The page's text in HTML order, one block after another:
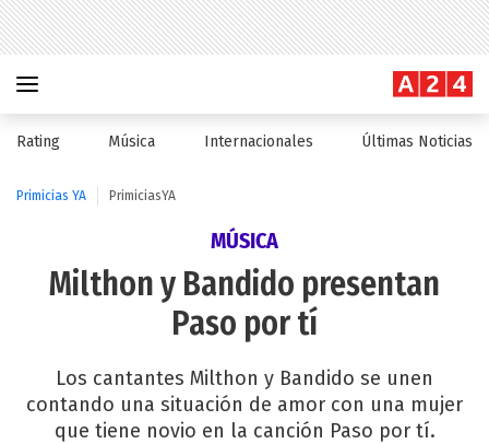
Rating Música Internacionales Últimas Noticias
Primicias YA PrimiciasYA
MÚSICA
Milthon y Bandido presentan
Paso por tí
Los cantantes Milthon y Bandido se unen
contando una situación de amor con una mujer
que tiene novio en la canción Paso por tí.